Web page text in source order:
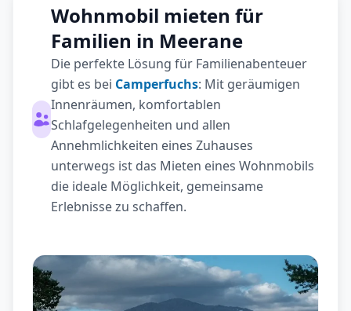
Wohnmobil mieten für
Familien in Meerane
Die perfekte Lösung für Familienabenteuer
gibt es bei Camperfuchs: Mit geräumigen
Innenräumen, komfortablen
Schlafgelegenheiten und allen
Annehmlichkeiten eines Zuhauses
unterwegs ist das Mieten eines Wohnmobils
die ideale Möglichkeit, gemeinsame
Erlebnisse zu schaffen.